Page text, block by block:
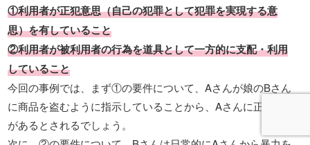
①利用者が正犯意思（自己の犯罪として犯罪を実現する意
思）を有していること
②利用者が被利用者の行為を道具として一方的に支配・利用
していること
今回の事例では、まず①の要件について、Aさんが娘のBさん
に商品を盗むように指示していることから、Aさんに正犯意思
があるとされるでしょう。